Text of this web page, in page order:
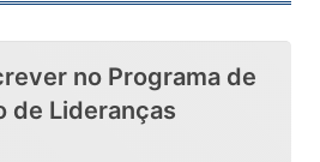
no Programa de
de Lideranças